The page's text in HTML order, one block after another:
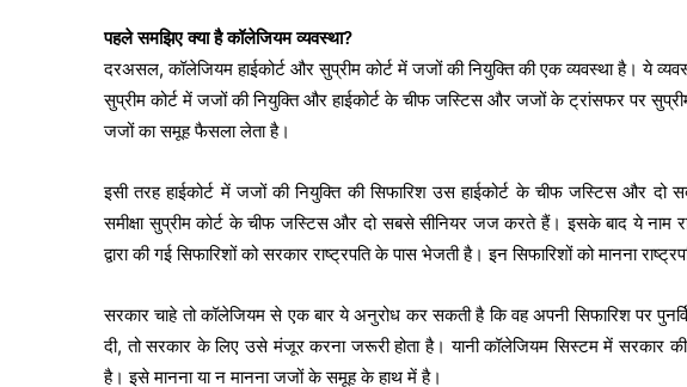
पहले समझिए क्या है कॉलेजियम व्यवस्था?
दरअसल, कॉलेजियम हाईकोर्ट और सुप्रीम कोर्ट में जजों की नियुक्ति की एक व्यवस्था है। ये
सुप्रीम कोर्ट में जजों की नियुक्ति और हाईकोर्ट के चीफ जस्टिस और जजों के ट्रांसफर पर
जजों का समूह फैसला लेता है।
इसी तरह हाईकोर्ट में जजों की नियुक्ति की सिफारिश उस हाईकोर्ट के चीफ जस्टिस और
समीक्षा सुप्रीम कोर्ट के चीफ जस्टिस और दो सबसे सीनियर जज करते हैं। इसके बाद ये नाम
द्वारा की गई सिफारिशों को सरकार राष्ट्रपति के पास भेजती है। इन सिफारिशों को मानना
सरकार चाहे तो कॉलेजियम से एक बार ये अनुरोध कर सकती है कि वह अपनी सिफारिश पर
दी, तो सरकार के लिए उसे मंजूर करना जरूरी होता है। यानी कॉलेजियम सिस्टम में सरकार
है। इसे मानना या न मानना जजों के समूह के हाथ में है।